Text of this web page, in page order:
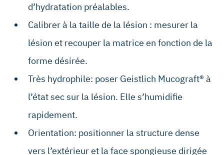
d’hydratation préalables.
Calibrer à la taille de la lésion : mesurer la
lésion et recouper la matrice en fonction de la
forme désirée.
Très hydrophile: poser Geistlich Mucograft® à
l’état sec sur la lésion. Elle s’humidifie
rapidement.
Orientation: positionner la structure dense
vers l’extérieur et la face spongieuse dirigée